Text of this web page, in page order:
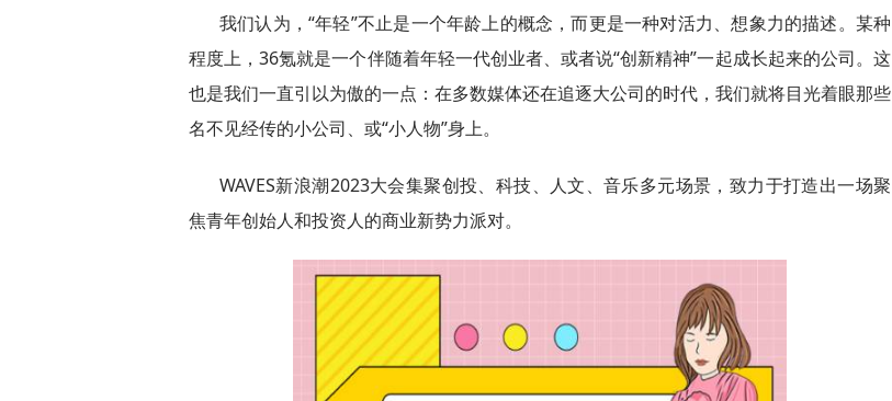
我们认为，“年轻”不止是一个年龄上的概念，而更是一种对活力、想象力的描述。某种
程度上，36氪就是一个伴随着年轻一代创业者、或者说“创新精神”一起成长起来的公司。这
也是我们一直引以为傲的一点：在多数媒体还在追逐大公司的时代，我们就将目光着眼那些
名不见经传的小公司、或“小人物”身上。
WAVES新浪潮2023大会集聚创投、科技、人文、音乐多元场景，致力于打造出一场聚
焦青年创始人和投资人的商业新势力派对。